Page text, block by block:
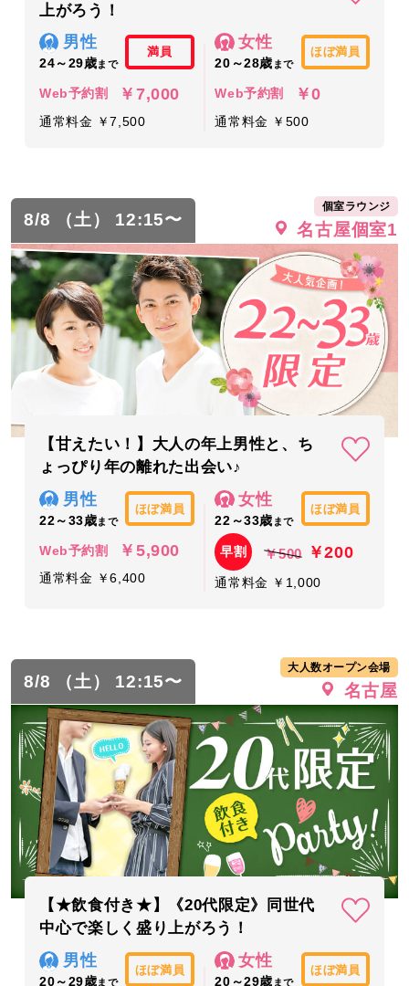
上がろう！
男性
24～29歳まで
満員
Web予約割 ￥7,000
通常料金 ￥7,500
女性
20～28歳 まで
ほぼ満員
Web予約割 ￥0
通常料金 ￥500
8/8 （土） 12:15〜
個室ラウンジ
名古屋個室1
【甘えたい！】大人の年上男性と、ち
ょっぴり年の離れた出会い♪
男性
22～33歳まで
ほぼ満員
Web予約割 ￥5,900
通常料金 ￥6,400
女性
22～33歳 まで
ほぼ満員
早割 ￥500 ￥200
通常料金 ￥1,000
8/8 （土） 12:15〜
大人数オープン会場
名古屋
【★飲食付き★】《20代限定》同世代
中心で楽しく盛り上がろう！
男性
20～29歳まで
ほぼ満員
女性
20～29歳 まで
ほぼ満員